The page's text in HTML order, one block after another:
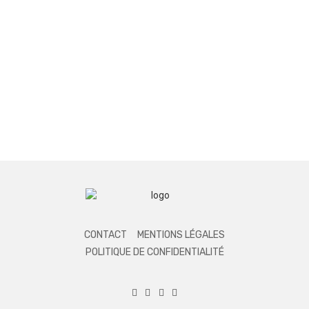
CONTACT
MENTIONS LÉGALES
POLITIQUE DE CONFIDENTIALITÉ